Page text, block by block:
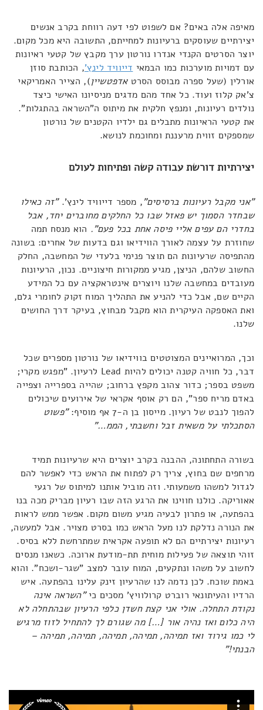
מאיפה אלה באים? אם לשפוט לפי דעה רווחת בקרב אנשים
יצירתיים שעוסקים ברעיונות למחייתם, התשובה היא מכל מקום.
יוצר הסרטים הקנדי אנדרו נורטון ערך מקבץ של קטעי ראיונות
עם דמויות מוערכות כמו הבמאי דייוויד לינץ', הכותבת סוזן
אורלין (שעל ספרה מבוסס הסרטאדפטשיין), הצייר האמריקאי
צ'אק קלוז ועוד. כל אחד מהם מדגים מניסיונו האישי כיצד
נולדים רעיונות, ומנפץ חלקית את מיתוס ה"השראה בהתגלות".
את קטעי הראיונות מתבלים גם ילדיו הקטנים של נורטון
שמספקים זווית מרעננת ומחוכמת לנושא.
יצירתיות דורשת עבודה קשה ופתיחות לעולם
"אני מקבל רעיונות ברסיסים", מספר דייוויד לינץ'."זה כאילו
שבחדר הסמוך יש פאזל שבו כל החלקים מחוברים יחד, אבל
בחדרי הם עפים אליי פיסה אחת בכל פעם". הוא מנסח תמה
שחוזרת על עצמה לאורך הווידיאו וגם בדעות של אחרים: בשונה
מהתפיסה שרעיונות הם תוצר פנימי בלעדי של המחשבה, החלק
החשוב שלהם, הניצן, מגיע ממקורות חיצוניים. נכון, הרעיונות
מעובדים במחשבה שלנו ויוצרים אינטראקציה עם כל המידע
הקיים שם, אבל כדי להניע את התהליך המוח זקוק לחומרי גלם,
ואת האספקה העיקרית הוא מקבל מבחוץ, בעיקר דרך החושים
שלנו.
וכך, המרואיינים המצוטטים בווידיאו של נורטון מספרים שכל
דבר, כל חוויה קטנה יכולים להיות Lead לרעיון. "מפגש מקרי;
משפט בספר; כדור צהוב מקפץ ברחוב; שהייה בספרייה וצפייה
באדם מריח ספר", הם רק אוסף אקראי של אירועים שיכולים
להפוך לנבט של רעיון. מייסון בן ה-7 אף מוסיף:
"פשוט
הסתכלתי על משאית זבל וחשבתי, הממ…"
בשורה התחתונה, ההבנה בקרב יוצרים היא שרעיונות תמיד
מרחפים שם בחוץ, צריך רק לפתוח את הראש כדי לאפשר להם
לגדול למשהו משמעותי. וזה מוביל אותנו למיתוס של רגעי
אאוריקה. כולנו חווינו את הרגע הזה שבו רעיון מבריק מכה בנו
בהפתעה, או פתרון לבעיה מגיע משום מקום. אפשר ממש לראות
את הנורה נדלקת לנו מעל הראש כמו בסרט מצויר. אבל למעשה,
רעיונות יצירתיים הם לא תופעה אקראית שמתרחשת ללא בסיס.
זוהי תוצאה של פעילות מוחית תת-מודעת ארוכה. כשאנו מנסים
לחשוב על משהו ונתקעים, המוח עובר למצב "שגר-ושכח". והוא
באמת שוכח. לכן נדמה לנו שהרעיון זינק עלינו בהפתעה. איש
הרדיו והעיתונאי רוברט קרולוויץ' מסכים כי"השראה אינה
נקודת התחלה. אולי אני קצת חשדן כלפי הרעיון שבהתחלה לא
היה כלום ואז נהיה אור […] מה שגורם לך להתחיל לזוז מרגיש
לי כמו גירוד ואז תמיהה, תמיהה, תמיהה, תמיהה, תמיהה –
הבנתי!"